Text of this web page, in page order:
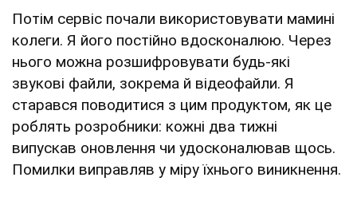
Потім сервіс почали використовувати мамині
колеги. Я його постійно вдосконалюю. Через
нього можна розшифровувати будь-які
звукові файли, зокрема й відеофайли. Я
старався поводитися з цим продуктом, як це
роблять розробники: кожні два тижні
випускав оновлення чи удосконалював щось.
Помилки виправляв у міру їхнього виникнення.